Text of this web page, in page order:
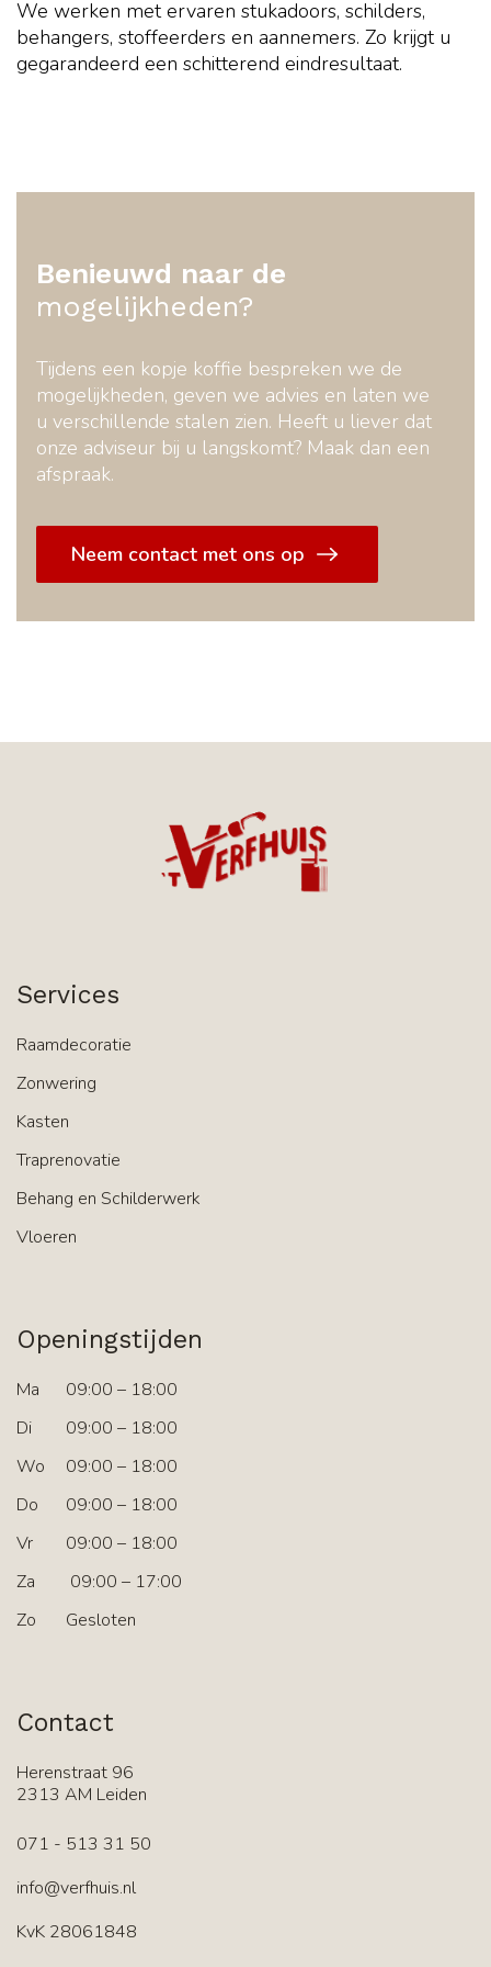
We werken met ervaren stukadoors, schilders,
behangers, stoffeerders en aannemers. Zo krijgt u
gegarandeerd een schitterend eindresultaat.
Benieuwd naar de
mogelijkheden?
Tijdens een kopje koffie bespreken we de
mogelijkheden, geven we advies en laten we
u verschillende stalen zien. Heeft u liever dat
onze adviseur bij u langskomt? Maak dan een
afspraak.
Neem contact met ons op
Services
Raamdecoratie
Zonwering
Kasten
Traprenovatie
Behang en Schilderwerk
Vloeren
Openingstijden
Ma
09:00 – 18:00
Di
09:00 – 18:00
Wo
09:00 – 18:00
Do
09:00 – 18:00
Vr
09:00 – 18:00
Za
09:00 – 17:00
Zo
Gesloten
Contact
Herenstraat 96
2313 AM Leiden
071 - 513 31 50
info@verfhuis.nl
KvK 28061848